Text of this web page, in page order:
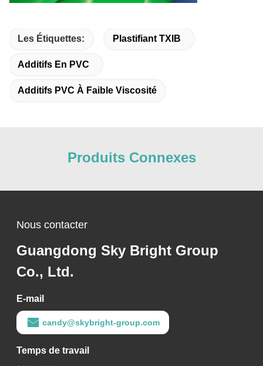
Les Étiquettes: Plastifiant TXIB
Additifs En PVC
Additifs PVC À Faible Viscosité
Produits Connexes
Nous contacter
Guangdong Sky Bright Group
Co., Ltd.
E-mail
candy@skybright-group.com
Temps de travail